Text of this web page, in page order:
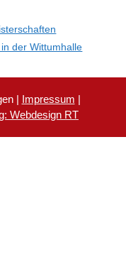
der Wittumhalle
| Impressum |
Webdesign RT